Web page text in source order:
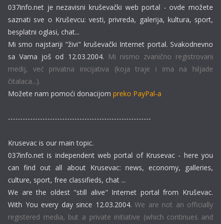
037info.net je nezavisni kruševački web portal - ovde možete
saznati sve o Kruševcu: vesti, privreda, galerija, kultura, sport,
besplatni oglasi, chat...
Mi smo najstariji "živi" kruševački Internet portal. Svakodnevno
sa Vama još od 12.03.2004. Mi nismo zvanično registrovani
medij, već privatna inicijativa (koja traje i ima na hiljade
čitalaca...).
Možete nam pomoći donacijom preko PayPal-a
----------------------------------------------------------
Krusevac is our main topic.
037info.net is independent web portal of Krusevac - here you
can find out all about Krusevac: news, economy, galleries,
culture, sport, free classifieds, chat ...
We are the oldest "still alive" Internet portal from Kruševac.
With You every day since 12.03.2004. We are not an officially
registered media, but a private initiative (which continues and